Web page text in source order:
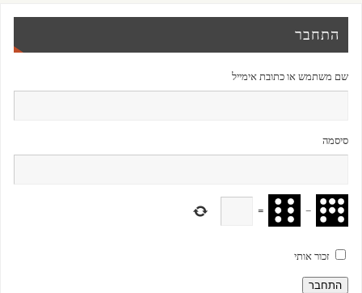
התחבר
שם משתמש או כתובת אימייל
סיסמה
−
=
זכור אותי
התחבר